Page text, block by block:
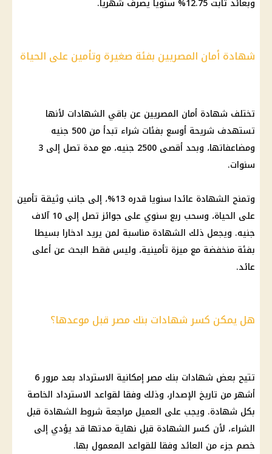
شهادة أمان المصريين بفئة صغيرة وتأمين على الحياة
تختلف شهادة أمان المصريين عن باقي الشهادات لأنها
تستهدف شريحة أوسع بفئات شراء تبدأ من 500 جنيه
ومضاعفاتها، وبحد أقصى 2500 جنيه، مع مدة تصل إلى 3
سنوات.
وتمنح الشهادة عائدا سنويا قدره 13%، إلى جانب وثيقة تأمين
على الحياة، وسحب ربع سنوي على جوائز تصل إلى 10 آلاف
جنيه. ويجعل ذلك الشهادة مناسبة لمن يريد ادخارا بسيطا
بفئة منخفضة مع ميزة تأمينية، وليس فقط البحث عن أعلى
عائد.
هل يمكن كسر شهادات بنك مصر قبل موعدها؟
تتيح بعض شهادات بنك مصر
إمكانية الاسترداد بعد مرور 6
أشهر من تاريخ الإصدار، وذلك وفقا لقواعد الاسترداد الخاصة
بكل شهادة. ويجب على العميل مراجعة شروط الشهادة قبل
الشراء، لأن كسر الشهادة قبل نهاية مدتها قد يؤدي إلى
خصم جزء من العائد وفقا للقواعد المعمول بها.